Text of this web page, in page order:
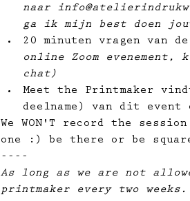
naar
ga ik mijn best doen
20 minuten vragen van
online Zoom
chat)
Meet the Printmaker
deelname) van dit
We WON'T record the
one :) be there or be
----
As long as we are not
printmaker every two